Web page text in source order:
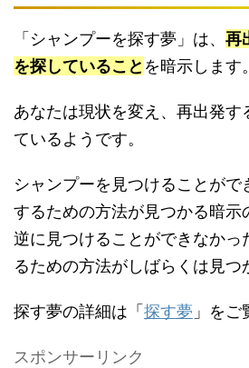
「シャンプーを探す夢」は、 再
を探していること を暗示します。
あなたは現状を変え、再出発す
ているようです。
シャンプーを見つけることがで
するための方法が見つかる暗示
逆に見つけることができなかっ
るための方法がしばらくは見つ
探す夢の詳細は「 探す夢 」をご
スポンサーリンク